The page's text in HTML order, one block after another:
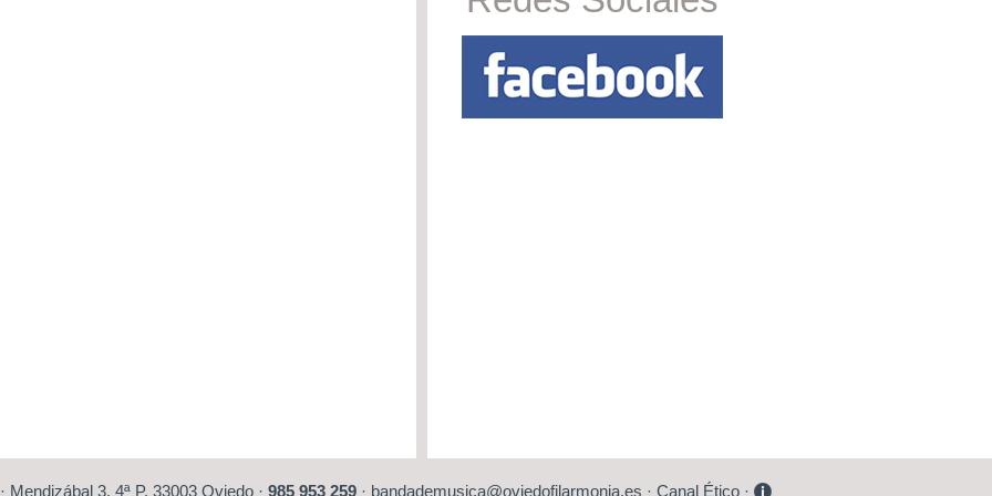
· Mendizábal 3, 4ª P. 33003 Oviedo · 985 953 259 · bandademusica@oviedofilarmonia.es · Canal Ético ·